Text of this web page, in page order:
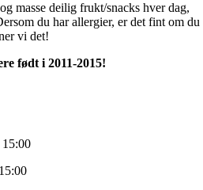
masse deilig frukt/snacks hver dag,
du har allergier, er det fint om du
vi det!
født i 2011-2015!